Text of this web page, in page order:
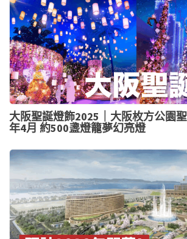
大阪聖誕燈飾2025｜大阪枚方公園
年4月 約500盞燈籠夢幻亮燈